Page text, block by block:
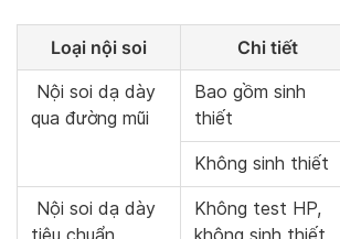
Loại nội soi Chi tiết
Nội soi dạ dày
qua đường mũi
Bao gồm sinh
thiết
Không sinh thiết
Nội soi dạ dày
Không test HP,